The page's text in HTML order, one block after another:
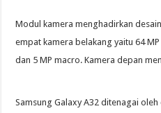
Modul kamera menghadirkan
empat kamera belakang yaitu 64
dan 5 MP macro. Kamera depan
Samsung Galaxy A32 ditenagai